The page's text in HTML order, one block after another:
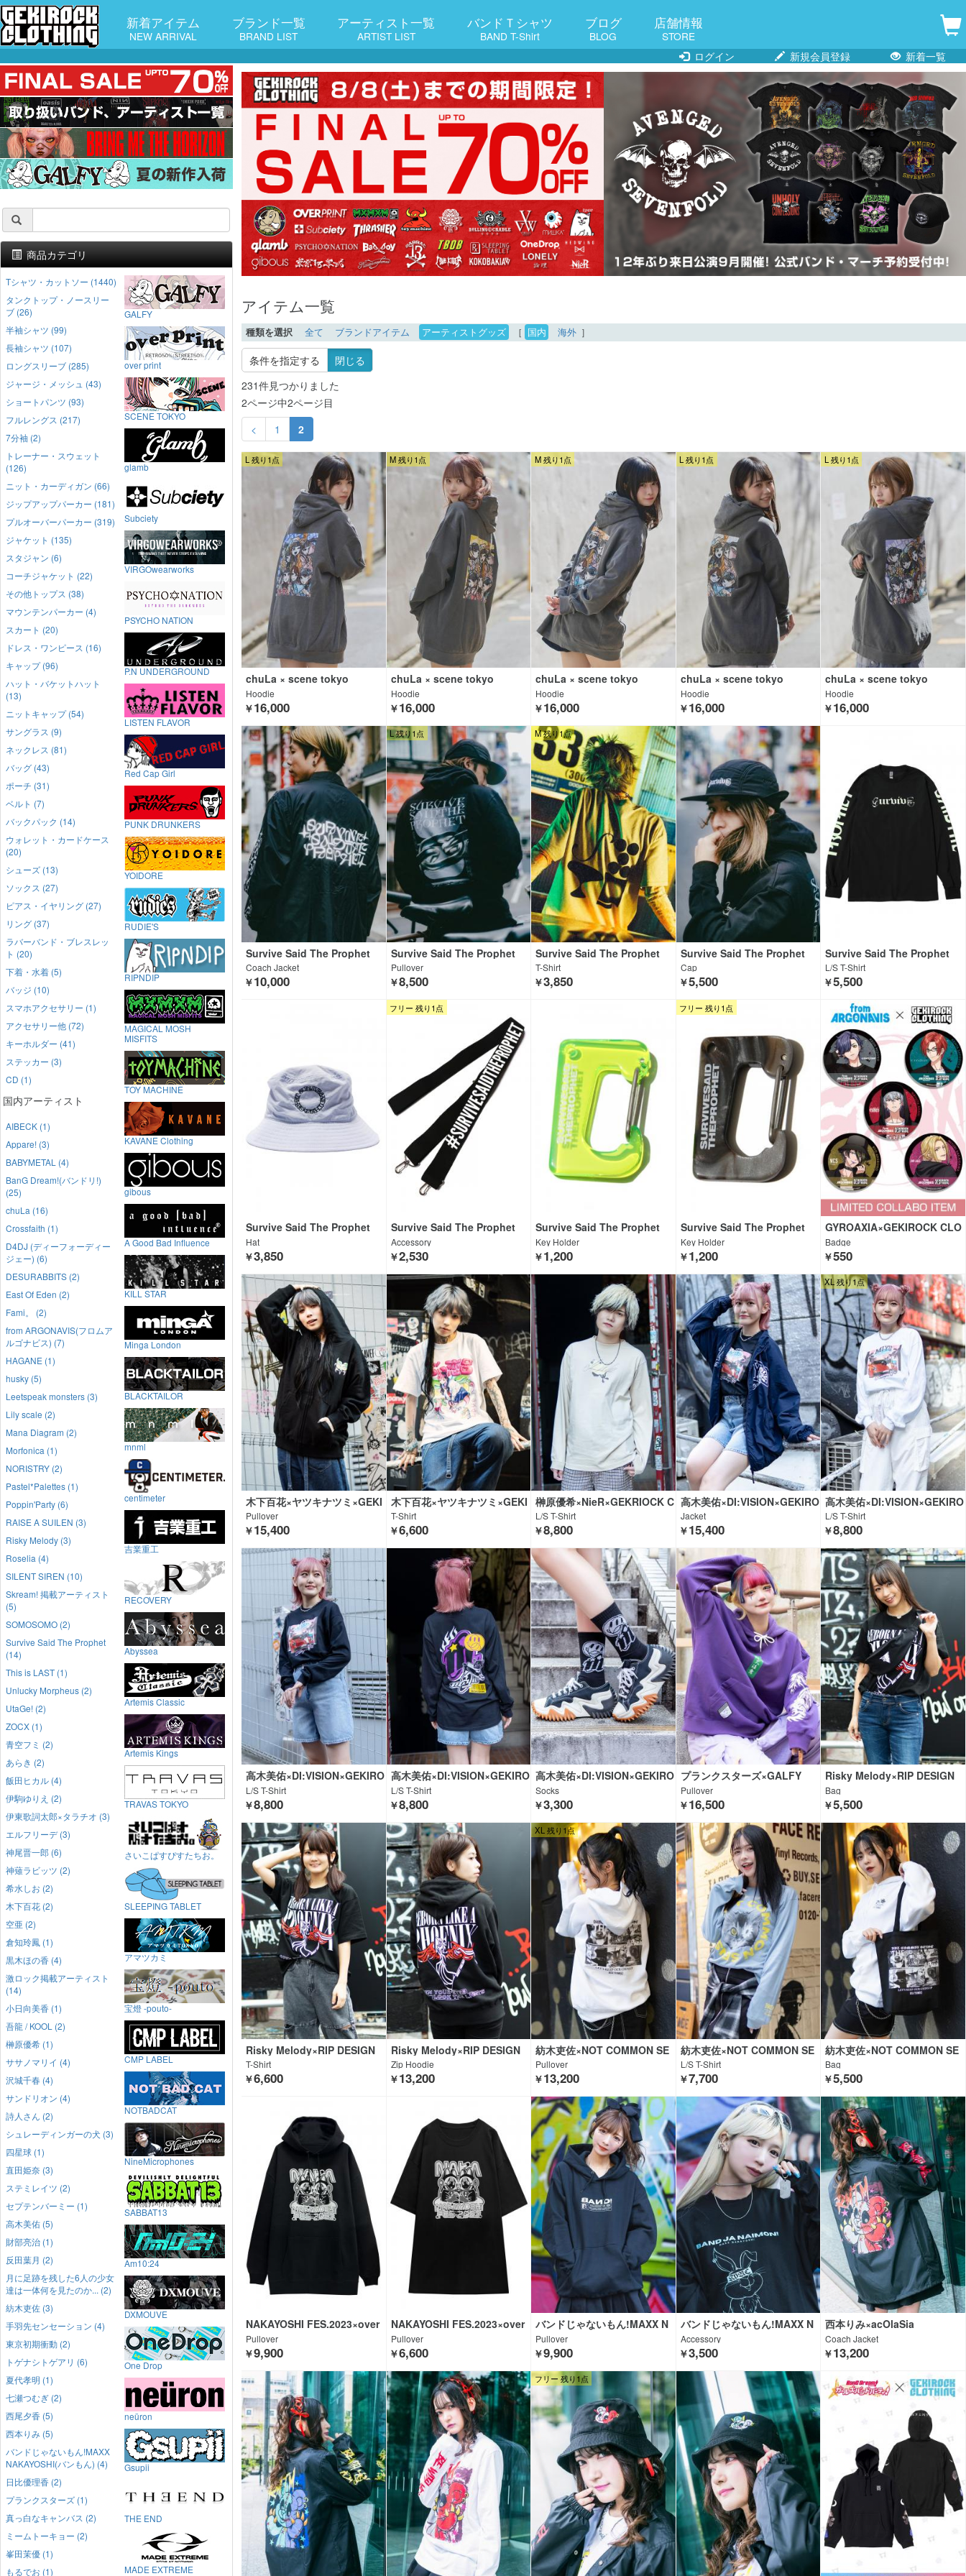
新着アイテム
NEW ARRIVAL
ブランド一覧
BRAND LIST
アーティスト一覧
ARTIST LIST
バンドＴシャツ
BAND T-Shirt
ブログ
BLOG
店舗情報
STORE
ログイン
新規会員登録 新着一覧
アイテム一覧
種類を選択 全て ブランドアイテム アーティストグッズ ［ 国内 海外 ］
条件を指定する
閉じる
231件見つかりました
2ページ中2ページ目
<
1 2
L 残り1点
chuLa × scene tokyo
Hoodie
￥16,000
M 残り1点
chuLa × scene tokyo
Hoodie
￥16,000
M 残り1点
chuLa × scene tokyo
Hoodie
￥16,000
L 残り1点
chuLa × scene tokyo
Hoodie
￥16,000
L 残り1点
chuLa × scene tokyo
Hoodie
￥16,000
Survive Said The Prophet
Coach Jacket
￥10,000
L 残り1点
Survive Said The Prophet
Pullover
￥8,500
M 残り1点
Survive Said The Prophet
T-Shirt
￥3,850
Survive Said The Prophet
Cap
￥5,500
Survive Said The Prophet
L/S T-Shirt
￥5,500
Survive Said The Prophet
Hat
￥3,850
フリー 残り1点
Survive Said The Prophet
Accessory
￥2,530
Survive Said The Prophet
Key Holder
￥1,200
フリー 残り1点
Survive Said The Prophet
Key Holder
￥1,200
GYROAXIA×GEKIROCK CLO
THING
Badge
￥550
木下百花×ヤツキナツミ×GEKI
ROCK CLOTHING
Pullover
￥15,400
木下百花×ヤツキナツミ×GEKI
ROCK CLOTHING
T-Shirt
￥6,600
榊原優希×NieR×GEKRIOCK C
LOTHING
L/S T-Shirt
￥8,800
高木美佑×DI:VISION×GEKIRO
CK CLOTHING
Jacket
￥15,400
XL 残り1点
高木美佑×DI:VISION×GEKIRO
CK CLOTHING
L/S T-Shirt
￥8,800
高木美佑×DI:VISION×GEKIRO
CK CLOTHING
L/S T-Shirt
￥8,800
高木美佑×DI:VISION×GEKIRO
CK CLOTHING
L/S T-Shirt
￥8,800
高木美佑×DI:VISION×GEKIRO
CK CLOTHING
Socks
￥3,300
プランクスターズ×GALFY
Pullover
￥16,500
Risky Melody×RIP DESIGN
WORXX×GEKIROCK CLOTHI
NG
Bag
￥5,500
Risky Melody×RIP DESIGN
WORXX×GEKIROCK CLOTHI
NG
T-Shirt
￥6,600
Risky Melody×RIP DESIGN
WORXX×GEKIROCK CLOTHI
NG
Zip Hoodie
￥13,200
XL 残り1点
紡木吏佐×NOT COMMON SE
NSE×GEKIROCK CLOTHING
Pullover
￥13,200
紡木吏佐×NOT COMMON SE
NSE×GEKIROCK CLOTHING
L/S T-Shirt
￥7,700
紡木吏佐×NOT COMMON SE
NSE×GEKIROCK CLOTHING
Bag
￥5,500
NAKAYOSHI FES.2023×over
print×GEKIROCK CLOTHING
Pullover
￥9,900
NAKAYOSHI FES.2023×over
print×GEKIROCK CLOTHING
Pullover
￥6,600
バンドじゃないもん!MAXX N
AKAYOSHI×GEKIROCK CLO
THING×KAVANE Clothing
Pullover
￥9,900
バンドじゃないもん!MAXX N
AKAYOSHI×GEKIROCK CLO
THING×KAVANE Clothing
Accessory
￥3,500
西本りみ×acOlaSia
Coach Jacket
￥13,200
フリー 残り1点
商品カテゴリ
Tシャツ・カットソー (1440)
タンクトップ・ノースリー
ブ (26)
半袖シャツ (99)
長袖シャツ (107)
ロングスリーブ (285)
ジャージ・メッシュ (43)
ショートパンツ (93)
フルレングス (217)
7分袖 (2)
トレーナー・スウェット
(126)
ニット・カーディガン (66)
ジップアップパーカー (181)
プルオーバーパーカー (319)
ジャケット (135)
スタジャン (6)
コーチジャケット (22)
その他トップス (38)
マウンテンパーカー (4)
スカート (20)
ドレス・ワンピース (16)
キャップ (96)
ハット・バケットハット
(13)
ニットキャップ (54)
サングラス (9)
ネックレス (81)
バッグ (43)
ポーチ (31)
ベルト (7)
バックパック (14)
ウォレット・カードケース
(20)
シューズ (13)
ソックス (27)
ピアス・イヤリング (27)
リング (37)
ラバーバンド・ブレスレッ
ト (20)
下着・水着 (5)
バッジ (10)
スマホアクセサリー (1)
アクセサリー他 (72)
キーホルダー (41)
ステッカー (3)
CD (1)
国内アーティスト
AIBECK (1)
Appare! (3)
BABYMETAL (4)
BanG Dream!(バンドリ!)
(25)
chuLa (16)
Crossfaith (1)
D4DJ (ディーフォーディー
ジェー) (6)
DESURABBITS (2)
East Of Eden (2)
Fami。 (2)
from ARGONAVIS(フロムア
ルゴナビス) (7)
HAGANE (1)
husky (5)
Leetspeak monsters (3)
Lily scale (2)
Mana Diagram (2)
Morfonica (1)
NORISTRY (2)
Pastel*Palettes (1)
Poppin'Party (6)
RAISE A SUILEN (3)
Risky Melody (3)
Roselia (4)
SILENT SIREN (10)
Skream! 掲載アーティスト
(5)
SOMOSOMO (2)
Survive Said The Prophet
(14)
This is LAST (1)
Unlucky Morpheus (2)
UtaGe! (2)
ZOCX (1)
青空フミ (2)
あらき (2)
飯田ヒカル (4)
伊駒ゆりえ (2)
伊東歌詞太郎×タラチオ (3)
エルフリーデ (3)
神尾晋一郎 (6)
神薙ラビッツ (2)
希水しお (2)
木下百花 (2)
空亜 (2)
倉知玲鳳 (1)
黒木ほの香 (4)
激ロック掲載アーティスト
(14)
小日向美香 (1)
吾龍 / KOOL (2)
榊原優希 (1)
ササノマリイ (4)
沢城千春 (4)
サンドリオン (4)
詩人さん (2)
シュレーディンガーの犬 (3)
四星球 (1)
直田姫奈 (3)
ステミレイツ (2)
セプテンバーミー (1)
高木美佑 (5)
財部亮治 (1)
反田葉月 (2)
月に足跡を残した6人の少女
達は一体何を見たのか... (2)
紡木吏佐 (3)
手羽先センセーション (4)
東京初期衝動 (2)
トゲナシトゲアリ (6)
夏代孝明 (1)
七瀬つむぎ (2)
西尾夕香 (5)
西本りみ (5)
バンドじゃないもん!MAXX
NAKAYOSHI(バンもん) (4)
日比優理香 (2)
プランクスターズ (1)
真っ白なキャンバス (2)
ミームトーキョー (2)
峯田茉優 (1)
もるでお (1)
GALFY
over print
SCENE TOKYO
glamb
Subciety
VIRGOwearworks
PSYCHO NATION
P.N UNDERGROUND
LISTEN FLAVOR
Red Cap Girl
PUNK DRUNKERS
YOIDORE
RUDIE'S
RIPNDIP
MAGICAL MOSH
MISFITS
TOY MACHINE
KAVANE Clothing
gibous
A Good Bad Influence
KILL STAR
Minga London
BLACKTAILOR
mnml
centimeter
吉業重工
RECOVERY
Abyssea
Artemis Classic
Artemis Kings
TRAVAS TOKYO
さいこぱすぴすたちお。
SLEEPING TABLET
アマツカミ
宝燈 -pouto-
CMP LABEL
NOTBADCAT
NineMicrophones
SABBAT13
Am10:24
DXMOUVE
One Drop
neüron
Gsupii
THE END
MADE EXTREME